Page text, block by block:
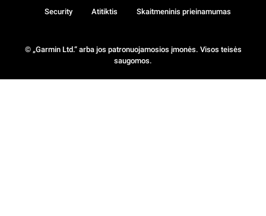
© „Garmin Ltd.“ arba jos patronuojamosios įmonės. Visos teisės
saugomos.
Security Atitiktis Skaitmeninis prieinamumas